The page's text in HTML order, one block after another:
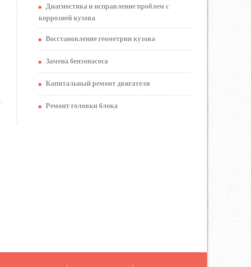
Диагностика и исправление проблем с
коррозией кузова
Восстановление геометрии кузова
Замена бензонасоса
Капитальный ремонт двигателя
Ремонт головки блока